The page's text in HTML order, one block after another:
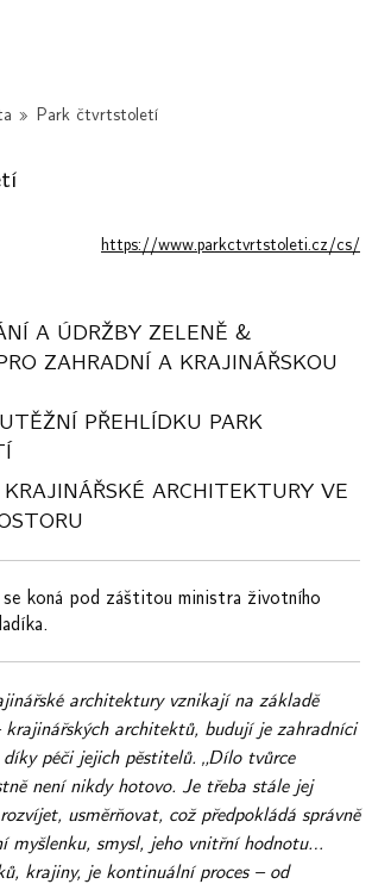
» Park čtvrtstoletí
https://www.parkctvrtstoleti.cz/cs/
A ÚDRŽBY ZELENĚ &
ZAHRADNÍ A KRAJINÁŘSKOU
PŘEHLÍDKU PARK
ARCHITEKTURY VE
koná pod záštitou ministra životního
architektury vznikají na základě
architektů, budují je zahradníci
péči jejich pěstitelů. „Dílo tvůrce
není nikdy hotovo. Je třeba stále jej
usměrňovat, což předpokládá správně
myšlenku, smysl, jeho vnitřní hodnotu…
krajiny, je kontinuální proces – od